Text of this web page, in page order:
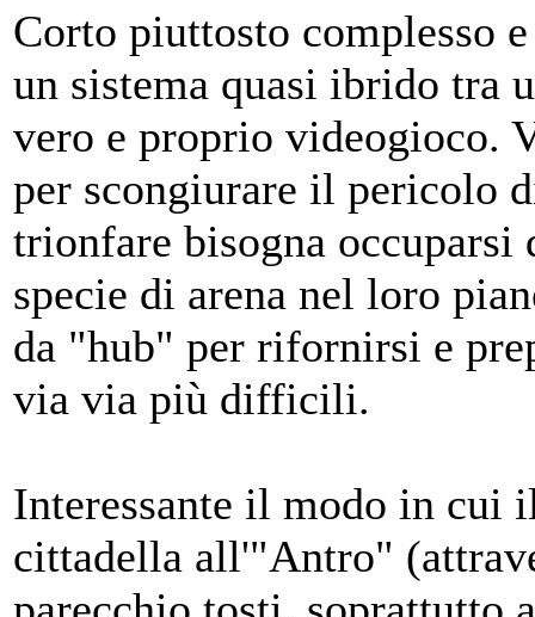
Corto piuttosto complesso
un sistema quasi ibrido tra
vero e proprio videogioco.
per scongiurare il pericolo
trionfare bisogna
specie di arena nel loro
da "hub" per rifornirsi e
via via più difficili.
Interessante il modo in cui
cittadella all'"Antro"